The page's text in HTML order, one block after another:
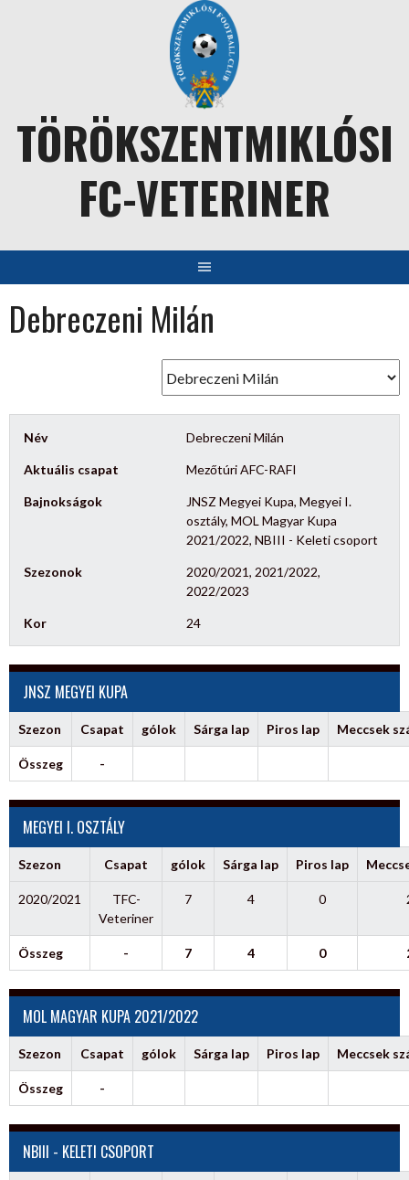
TÖRÖKSZENTMIKLÓSI
FC-VETERINER
Debreczeni Milán
Név Debreczeni Milán
Aktuális csapat Mezőtúri AFC-RAFI
Bajnokságok
JNSZ Megyei Kupa, Megyei I.
osztály, MOL Magyar Kupa
2021/2022, NBIII - Keleti csoport
Szezonok
2020/2021, 2021/2022,
2022/2023
Kor 24
JNSZ MEGYEI KUPA
Szezon Csapat gólok Sárga lap Piros lap Meccsek
Összeg -
MEGYEI I. OSZTÁLY
Szezon Csapat gólok Sárga lap Piros lap
2020/2021
TFC-
Veteriner
7 4 0
Összeg - 7 4 0
MOL MAGYAR KUPA 2021/2022
Szezon Csapat gólok Sárga lap Piros lap Meccsek
Összeg -
NBIII - KELETI CSOPORT